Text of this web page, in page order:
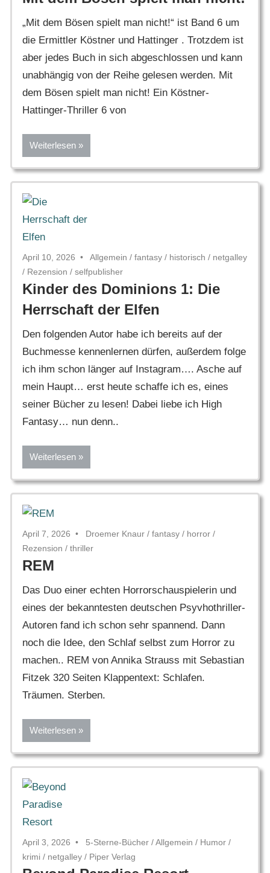
„Mit dem Bösen spielt man nicht!“ ist Band 6 um
die Ermittler Köstner und Hattinger . Trotzdem ist
aber jedes Buch in sich abgeschlossen und kann
unabhängig von der Reihe gelesen werden. Mit
dem Bösen spielt man nicht! Ein Köstner-
Hattinger-Thriller 6 von
Weiterlesen
April 10, 2026 Allgemein / fantasy / historisch / netgalley
/ Rezension / selfpublisher
Kinder des Dominions 1: Die
Herrschaft der Elfen
Den folgenden Autor habe ich bereits auf der
Buchmesse kennenlernen dürfen, außerdem folge
ich ihm schon länger auf Instagram…. Asche auf
mein Haupt… erst heute schaffe ich es, eines
seiner Bücher zu lesen! Dabei liebe ich High
Fantasy… nun denn..
Weiterlesen
April 7, 2026 Droemer Knaur / fantasy / horror /
Rezension / thriller
REM
Das Duo einer echten Horrorschauspielerin und
eines der bekanntesten deutschen Psyvhothriller-
Autoren fand ich schon sehr spannend. Dann
noch die Idee, den Schlaf selbst zum Horror zu
machen.. REM von Annika Strauss mit Sebastian
Fitzek 320 Seiten Klappentext: Schlafen.
Träumen. Sterben.
Weiterlesen
April 3, 2026 5-Sterne-Bücher /Allgemein / Humor /
krimi / netgalley / Piper Verlag